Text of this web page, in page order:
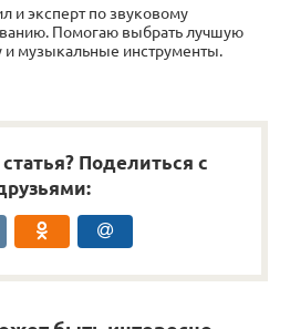
и эксперт по звуковому
Помогаю выбрать лучшую
и музыкальные инструменты.
Поделиться с